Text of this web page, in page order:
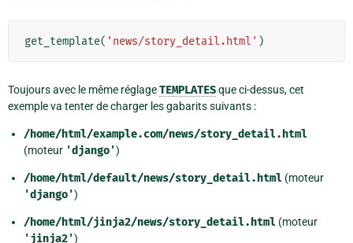
get_template( 'news/story_detail.html' )
Toujours avec le même réglageTEMPLATESque ci-dessus, cet
exemple va tenter de charger les gabarits suivants :
/home/html/example.com/news/story_detail.html
(moteur 'django')
/home/html/default/news/story_detail.html (moteur
'django')
/home/html/jinja2/news/story_detail.html (moteur
'jinja2')